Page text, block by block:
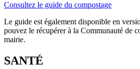
Consultez le guide du compostage
Le guide est également disponible en
pouvez le récupérer à la Communauté de
mairie.
SANTÉ